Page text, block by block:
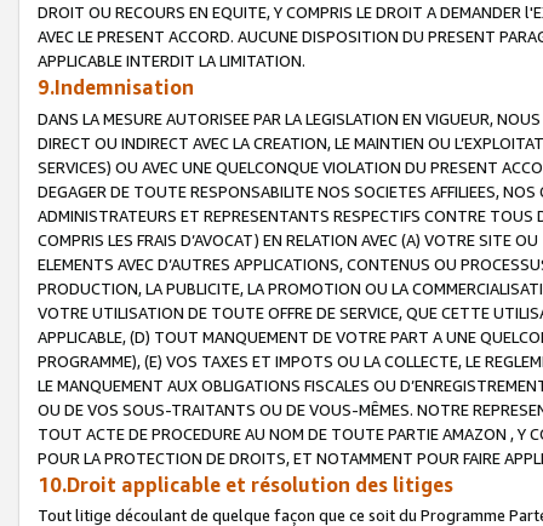
DROIT OU RECOURS EN EQUITE, Y COMPRIS LE DROIT A DEMANDER
AVEC LE PRESENT ACCORD. AUCUNE DISPOSITION DU PRESENT
APPLICABLE INTERDIT LA LIMITATION.
9.Indemnisation
DANS LA MESURE AUTORISEE PAR LA LEGISLATION EN VIGUEUR,
DIRECT OU INDIRECT AVEC LA CREATION, LE MAINTIEN OU
SERVICES) OU AVEC UNE QUELCONQUE VIOLATION DU PRESENT
DEGAGER DE TOUTE RESPONSABILITE NOS SOCIETES AFFILIEES,
ADMINISTRATEURS ET REPRESENTANTS RESPECTIFS CONTRE
COMPRIS LES FRAIS D’AVOCAT) EN RELATION AVEC (A) VOTRE SITE
ELEMENTS AVEC D’AUTRES APPLICATIONS, CONTENUS OU
PRODUCTION, LA PUBLICITE, LA PROMOTION OU LA
VOTRE UTILISATION DE TOUTE OFFRE DE SERVICE, QUE CETTE
APPLICABLE, (D) TOUT MANQUEMENT DE VOTRE PART A UNE
PROGRAMME), (E) VOS TAXES ET IMPOTS OU LA COLLECTE, LE
LE MANQUEMENT AUX OBLIGATIONS FISCALES OU
OU DE VOS SOUS-TRAITANTS OU DE VOUS-MÊMES. NOTRE
TOUT ACTE DE PROCEDURE AU NOM DE TOUTE PARTIE AMAZON , Y
POUR LA PROTECTION DE DROITS, ET NOTAMMENT POUR FAIRE
10.Droit applicable et résolution des litiges
Tout litige découlant de quelque façon que ce soit du Programme